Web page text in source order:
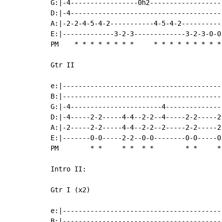
G:|-4-----------------
D:|-4---------------------------------------
A:|-2-2-4-5-4-2-----------4-5-4-
E:|-------------3-2-3-------------3-2-3-0-
PM * * * * * * * * * * * * * * * * *
Gtr II
G:|-4-----------------------
D:|-4-----2-2-----4-4--2-2--4-----2-2-----
A:|-2-----2-2-----4-4--2-2--2-----2-2-----
E:|-------0-0-----2-2--0-0--------0-0-----0-
PM * * * * * * * * *
Intro II:
Gtr I (x2)